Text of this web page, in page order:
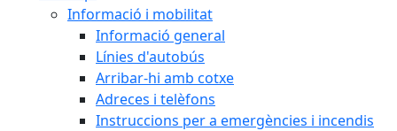
Informació i mobilitat
Informació general
Línies d'autobús
Arribar-hi amb cotxe
Adreces i telèfons
Instruccions per a emergències i incendis